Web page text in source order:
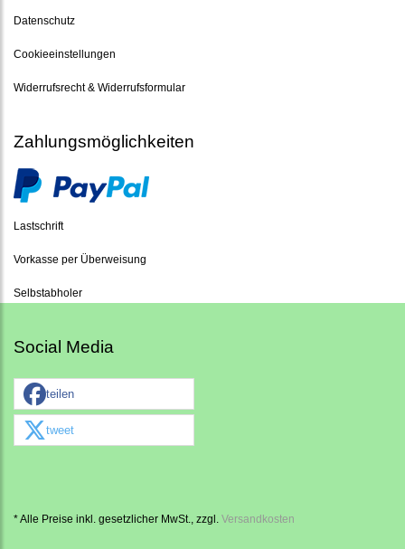
Datenschutz
Cookieeinstellungen
Widerrufsrecht & Widerrufsformular
Zahlungsmöglichkeiten
Lastschrift
Vorkasse per Überweisung
Selbstabholer
Social Media
teilen
tweet
* Alle Preise inkl. gesetzlicher MwSt., zzgl. Versandkosten